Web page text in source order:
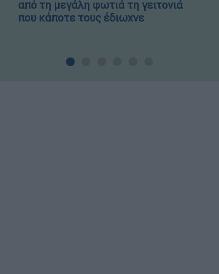
από τη μεγάλη φωτιά τη γειτονιά
που κάποτε τους έδιωχνε